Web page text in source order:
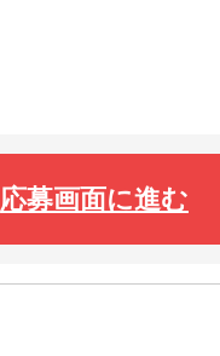
応募画面に進む